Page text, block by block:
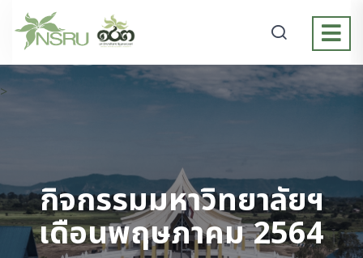
>
กิจกรรมมหาวิทยาลัยฯ
เดือนพฤษภาคม 2564